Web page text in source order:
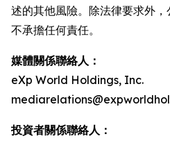
述的其他風險。除法律要求外
不承擔任何責任。
媒體關係聯絡人：
eXp World Holdings, Inc.
投資者關係聯絡人：